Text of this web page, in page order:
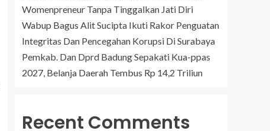
Womenpreneur Tanpa Tinggalkan Jati Diri
Wabup Bagus Alit Sucipta Ikuti Rakor Penguatan
Integritas Dan Pencegahan Korupsi Di Surabaya
Pemkab. Dan Dprd Badung Sepakati Kua-ppas
2027, Belanja Daerah Tembus Rp 14,2 Triliun
Recent Comments